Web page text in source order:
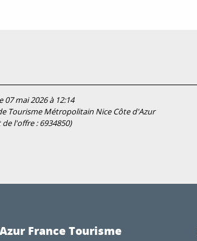
07 mai 2026 à 12:14
Tourisme Métropolitain Nice Côte d'Azur
l'offre :6934850)
France Tourisme